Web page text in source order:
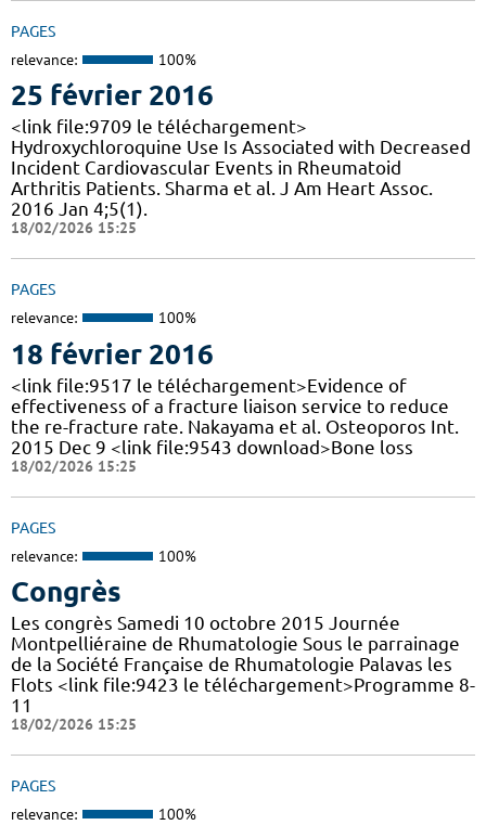
PAGES
relevance: 100%
25 février 2016
<link file:9709 le téléchargement>
Hydroxychloroquine Use Is Associated with Decreased
Incident Cardiovascular Events in Rheumatoid
Arthritis Patients. Sharma et al. J Am Heart Assoc.
2016 Jan 4;5(1).
18/02/2026 15:25
PAGES
relevance: 100%
18 février 2016
<link file:9517 le téléchargement>Evidence of
effectiveness of a fracture liaison service to reduce
the re-fracture rate. Nakayama et al. Osteoporos Int.
2015 Dec 9 <link file:9543 download>Bone loss
18/02/2026 15:25
PAGES
relevance: 100%
Congrès
Les congrès Samedi 10 octobre 2015 Journée
Montpelliéraine de Rhumatologie Sous le parrainage
de la Société Française de Rhumatologie Palavas les
Flots <link file:9423 le téléchargement>Programme 8-
11
18/02/2026 15:25
PAGES
relevance: 100%